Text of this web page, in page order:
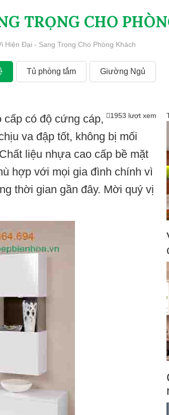
TRỌNG CHO
Hiện Đại - Sang Trọng Cho Phòng Khách
Tủ phòng tắm Giường Ngủ
1953 lượt xem
có độ cứng cáp,
va đập tốt, không bị mối
liệu nhựa cao cấp bề mặt
hợp với mọi gia đình chính vì
thời gian gần đây. Mời quý vị